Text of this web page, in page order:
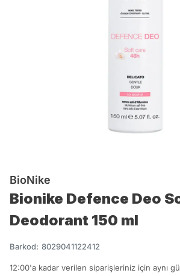
BioNike
Bionike Defence Deo
Deodorant 150 ml
Barkod: 8029041122412
12:00'a kadar verilen siparişleriniz için aynı